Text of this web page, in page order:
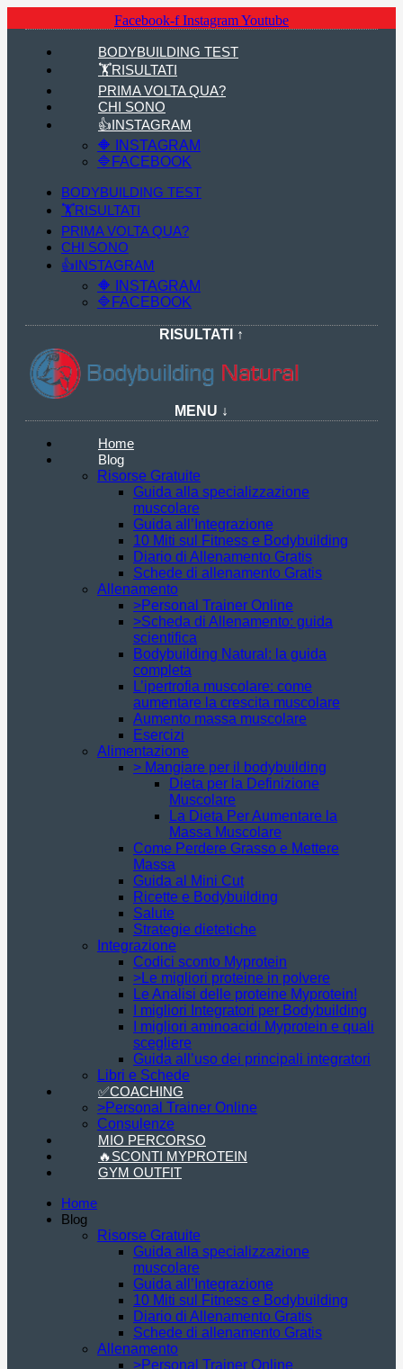
Facebook-f InstagramYoutube
BODYBUILDING TEST
🏋RISULTATI
PRIMA VOLTA QUA?
CHI SONO
👍INSTAGRAM
🔶 INSTAGRAM
🔷FACEBOOK
BODYBUILDING TEST
🏋RISULTATI
PRIMA VOLTA QUA?
CHI SONO
👍INSTAGRAM
🔶 INSTAGRAM
🔷FACEBOOK
RISULTATI ↑
MENU ↓
Home
Blog
Risorse Gratuite
Guida alla specializzazione
muscolare
Guida all’Integrazione
10 Miti sul Fitness e Bodybuilding
Diario di Allenamento Gratis
Schede di allenamento Gratis
Allenamento
>Personal Trainer Online
>Scheda di Allenamento: guida
scientifica
Bodybuilding Natural: la guida
completa
L’ipertrofia muscolare: come
aumentare la crescita muscolare
Aumento massa muscolare
Esercizi
Alimentazione
> Mangiare per il bodybuilding
Dieta per la Definizione
Muscolare
La Dieta Per Aumentare la
Massa Muscolare
Come Perdere Grasso e Mettere
Massa
Guida al Mini Cut
Ricette e Bodybuilding
Salute
Strategie dietetiche
Integrazione
Codici sconto Myprotein
>Le migliori proteine in polvere
Le Analisi delle proteine Myprotein!
I migliori Integratori per Bodybuilding
I migliori aminoacidi Myprotein e quali
scegliere
Guida all’uso dei principali integratori
Libri e Schede
✅COACHING
>Personal Trainer Online
Consulenze
MIO PERCORSO
🔥SCONTI MYPROTEIN
GYM OUTFIT
Home
Blog
Risorse Gratuite
Guida alla specializzazione
muscolare
Guida all’Integrazione
10 Miti sul Fitness e Bodybuilding
Diario di Allenamento Gratis
Schede di allenamento Gratis
Allenamento
>Personal Trainer Online